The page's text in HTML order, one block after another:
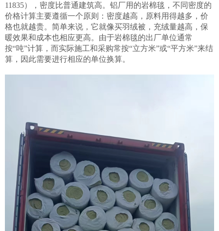
11835），密度比普通建筑高。铝厂用的岩棉毯，不同密度的
价格计算主要遵循一个原则：密度越高，原料用得越多，价
格也就越贵。简单来说，它就像买羽绒被，充绒量越高，保
暖效果和成本也相应更高。由于岩棉毯的出厂单位通常
按“吨”计算，而实际施工和采购常按“立方米”或“平方米”来结
算，因此需要进行相应的单位换算。